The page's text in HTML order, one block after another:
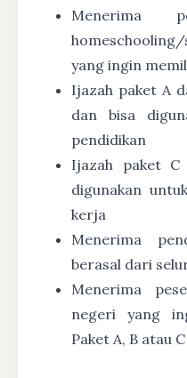
Menerima
yang ingin
Ijazah paket A
dan bisa
pendidikan
Ijazah paket
digunakan
kerja
Menerima
berasal dari
Menerima
negeri yang
Paket A, B atau C